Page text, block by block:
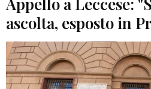
ascolta, esposto in